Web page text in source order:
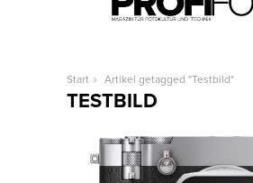
Start Artikel getagged "Testbild"
TESTBILD